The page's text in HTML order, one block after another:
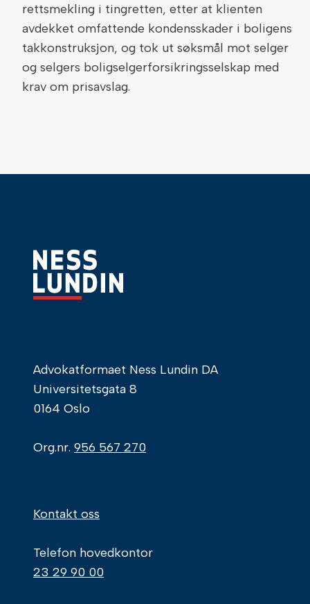
rettsmekling i tingretten, etter at klienten
avdekket omfattende kondensskader i boligens
takkonstruksjon, og tok ut søksmål mot selger
og selgers boligselgerforsikringsselskap med
krav om prisavslag.
Advokatformaet Ness Lundin DA
Universitetsgata 8
0164 Oslo
Org.nr. 956 567 270
Kontakt oss
Telefon hovedkontor
23 29 90 00